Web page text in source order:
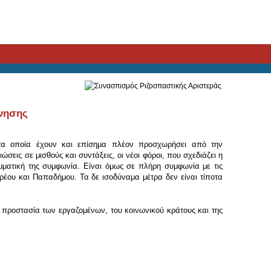
οποία έχουν και επίσημα πλέον προσχωρήσει από την
σε μισθούς και συντάξεις, οι νέοι φόροι, που σχεδιάζει η
της συμφωνία. Είναι όμως σε πλήρη συμφωνία με τις
και Παπαδήμου. Τα δε ισοδύναμα μέτρα δεν είναι τίποτα
των εργαζομένων, του κοινωνικού κράτους και της